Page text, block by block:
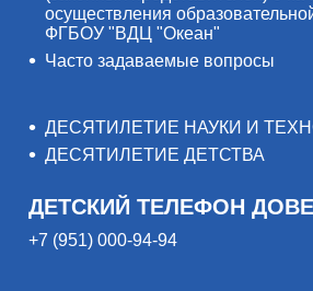
осуществления
ФГБОУ "ВДЦ "Океан"
Часто задаваемые вопросы
ДЕСЯТИЛЕТИЕ НАУКИ И
ДЕСЯТИЛЕТИЕ ДЕТСТВА
ДЕТСКИЙ ТЕЛЕФОН
+7 (951) 000-94-94